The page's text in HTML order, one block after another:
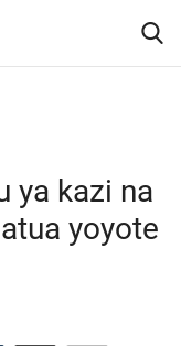
ya kazi na
yoyote